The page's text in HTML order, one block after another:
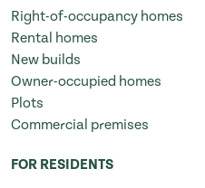
Right-of-occupancy homes
Rental homes
New builds
Owner-occupied homes
Plots
Commercial premises
FOR RESIDENTS